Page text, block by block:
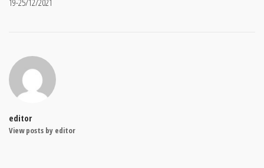
19-25/12/2021
editor
View posts by editor